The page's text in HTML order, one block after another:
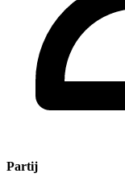
Partij